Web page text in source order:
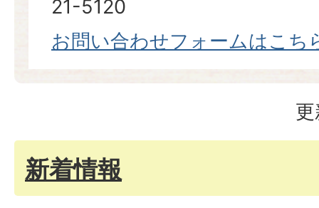
21-5120
お問い合わせフォームはこち
新着情報